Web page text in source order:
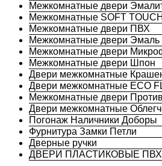
Межкомнатные двери
Межкомнатные SOFT TOUCH
Межкомнатные двери ПВХ
Межкомнатные двери Эмаль
Межкомнатные двери
Межкомнатные двери Шпон
Двери межкомнатные
Двери межкомнатные ECO
Межкомнатные двери
Двери межкомнатные
Погонаж Наличники Доборы
Фурнитура Замки Петли
Дверные ручки
ДВЕРИ ПЛАСТИКОВЫЕ